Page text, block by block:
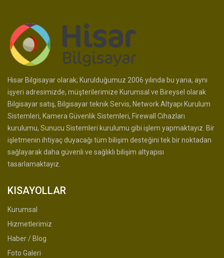
Hisar Bilgisayar olarak; Kurulduğumuz 2006 yılında bu yana, aynı
işyeri adresimizde, müşterilerimize Kurumsal ve Bireysel olarak
Bilgisayar satış, Bilgisayar teknik Servis, Network Altyapı Kurulum
Sistemleri, Kamera Güvenlik Sistemleri, Firewall Cihazları
kurulumu, Sunucu Sistemleri kurulumu gibi işlem yapmaktayız. Bir
işletmenin ihtiyaç duyacağı tüm bilişim desteğini tek bir noktadan
sağlayarak daha güvenli ve sağlıklı bilişim altyapısı
tasarlamaktayız.
KISAYOLLAR
Kurumsal
Hizmetlerimiz
Haber / Blog
Foto Galeri